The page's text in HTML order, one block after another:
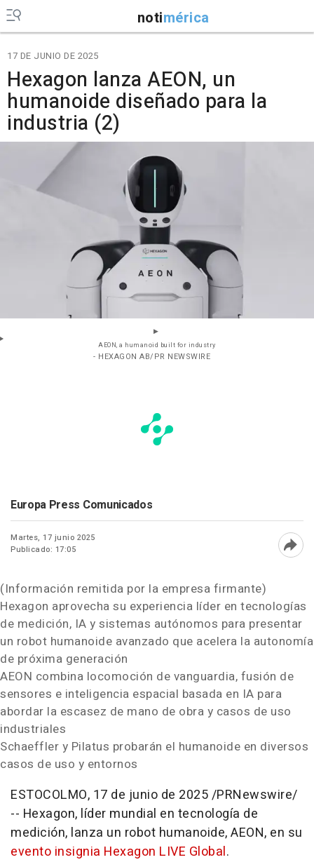
notimérica
17 DE JUNIO DE 2025
Hexagon lanza AEON, un
humanoide diseñado para la
industria (2)
AEON, a humanoid built for industry
- HEXAGON AB/PR NEWSWIRE
Europa Press Comunicados
Martes, 17 junio 2025
Publicado: 17:05
(Información remitida por la empresa firmante)
Hexagon aprovecha su experiencia líder en tecnologías
de medición, IA y sistemas autónomos para presentar
un robot humanoide avanzado que acelera la autonomía
de próxima generación
AEON combina locomoción de vanguardia, fusión de
sensores e inteligencia espacial basada en IA para
abordar la escasez de mano de obra y casos de uso
industriales
Schaeffler y Pilatus probarán el humanoide en diversos
casos de uso y entornos
ESTOCOLMO, 17 de junio de 2025/PRNewswire/
-- Hexagon, líder mundial en tecnología de
medición, lanza un robot humanoide, AEON, en su
evento insignia Hexagon LIVE Global.